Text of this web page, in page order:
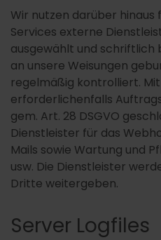
Wir nutzen darüber hinaus
Services externe
ausgewählt und schriftlich
an unsere Weisungen
regelmäßig kontrolliert.
erforderlichenfalls
gem. Art. 28 DSGVO
Dienstleister für das
Mails sowie Wartung und
usw. Die Dienstleister
Dritte weitergeben.
Server Logfiles